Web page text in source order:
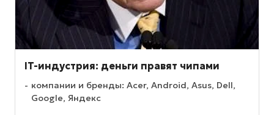
IT-индустрия: деньги правят чипами
компании и бренды: Acer, Android, Asus, Dell,
Google, Яндекс